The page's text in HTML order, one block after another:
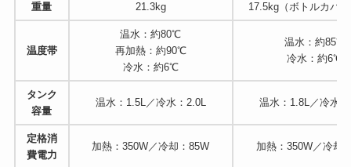
重量 21.3kg 17.5kg（ボトルカバ
温度帯
温水：約80℃
再加熱：約90℃
冷水：約6℃
温水：約85℃
冷水：約6℃
タンク
容量
温水：1.5L／冷水：2.0L 温水：1.8L／冷水
定格消
費電力
加熱：350W／冷却：85W 加熱：350W／冷却